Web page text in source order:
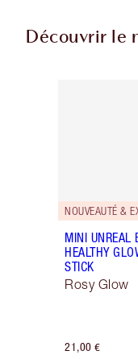
Découvrir le
MINI UNREAL
HEALTHY
STICK
Rosy Glow
21,00 €